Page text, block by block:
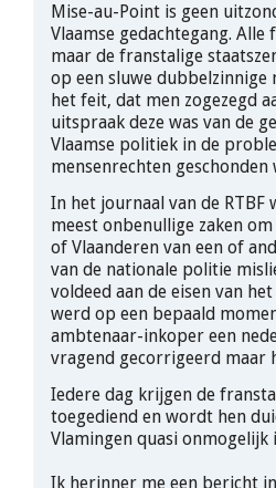
Mise-au-Point is geen
Vlaamse gedachtegang.
maar de franstalige
op een sluwe dubbelzinnige
het feit, dat men zogezegd
uitspraak deze was van de
Vlaamse politiek in de
mensenrechten geschonden
In het journaal van de
meest onbenullige zaken
of Vlaanderen van een of
van de nationale politie
voldeed aan de eisen van
werd op een bepaald
ambtenaar-inkoper een
vragend gecorrigeerd maar
Iedere dag krijgen de
toegediend en wordt hen
Vlamingen quasi onmogelijk
Ik herinner me een bericht